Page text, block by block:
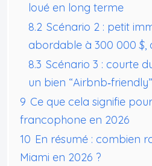
loué en long terme
8.2 Scénario 2 : petit
abordable à 300 000 $,
8.3 Scénario 3 : courte
un bien “Airbnb‑friendly”
9 Ce que cela signifie
francophone en 2026
10 En résumé : combien
Miami en 2026 ?